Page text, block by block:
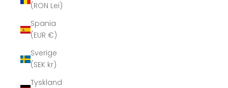
(RON Lei)
Spania
(EUR €)
Sverige
(SEK kr)
Tyskland